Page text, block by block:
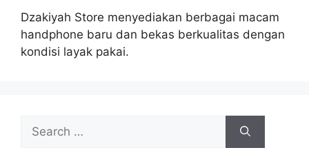
Dzakiyah Store menyediakan berbagai macam
handphone baru dan bekas berkualitas dengan
kondisi layak pakai.
for: